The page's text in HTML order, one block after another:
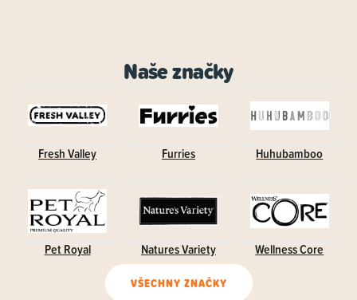
Naše značky
Fresh Valley Furries Huhubamboo
Pet Royal Natures Variety Wellness Core
VŠECHNY ZNAČKY